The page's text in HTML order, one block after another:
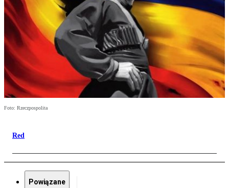
Foto: Rzeczpospolita
Red
Powiązane